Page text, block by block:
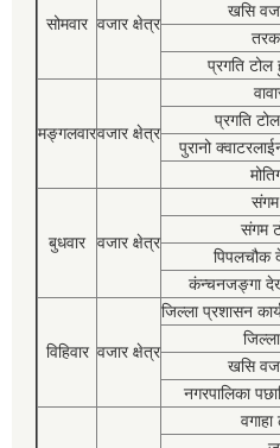
सोमवार वजार क्षेत्र
खसि
प्रगति टोल
मङ्गलवारवजार क्षेत्र
प्रगति
पुरानो
बुधवार वजार क्षेत्र
संगम
संगम
पिपलचौक
कंन्चनजङ्गा
विहिवार वजार क्षेत्र
जिल्ला प्रशासन
खसि
नगरपालिका